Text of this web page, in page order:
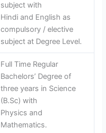
subject with
Hindi and English as
compulsory / elective
subject at Degree Level.
Full Time Regular
Bachelors’ Degree of
three years in Science
(B.Sc) with
Physics and
Mathematics.